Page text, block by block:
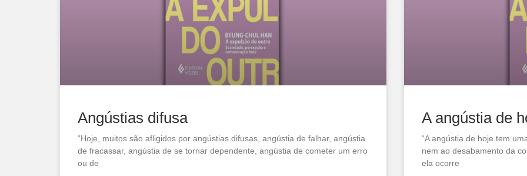
Angústias difusa
“Hoje, muitos são afligidos por angústias difusas, angústia de falhar, angústia
de fracassar, angústia de se tornar dependente, angústia de cometer um erro
ou de
A angústia de
“A angústia de hoje tem
nem ao desabamento da
ela ocorre